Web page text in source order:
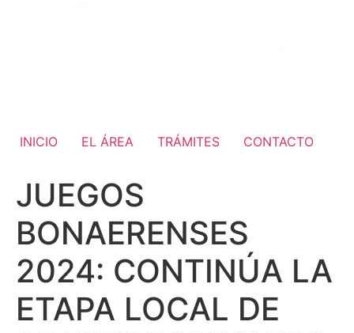
INICIO EL ÁREA TRÁMITES CONTACTO
JUEGOS
BONAERENSES
2024: CONTINÚA LA
ETAPA LOCAL DE